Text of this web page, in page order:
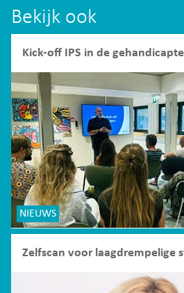
Bekijk ook
Kick-off IPS in de
NIEUWS
Zelfscan voor laagdrempelige